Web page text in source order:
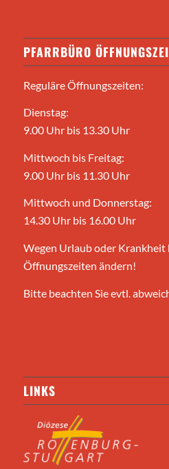
PFARRBÜRO
Reguläre Öffnungszeiten:
Dienstag:
9.00 Uhr bis 13.30 Uhr
Mittwoch bis Freitag:
9.00 Uhr bis 11.30 Uhr
Mittwoch und Donnerstag:
14.30 Uhr bis 16.00 Uhr
Wegen Urlaub oder Krankheit
Öffnungszeiten ändern!
Bitte beachten Sie evtl.
LINKS